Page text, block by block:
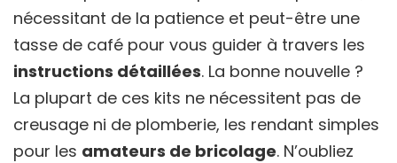
nécessitant de la patience et peut-être une
tasse de café pour vous guider à travers les
instructions détaillées. La bonne nouvelle ?
La plupart de ces kits ne nécessitent pas de
creusage ni de plomberie, les rendant simples
pour les amateurs de bricolage. N’oubliez